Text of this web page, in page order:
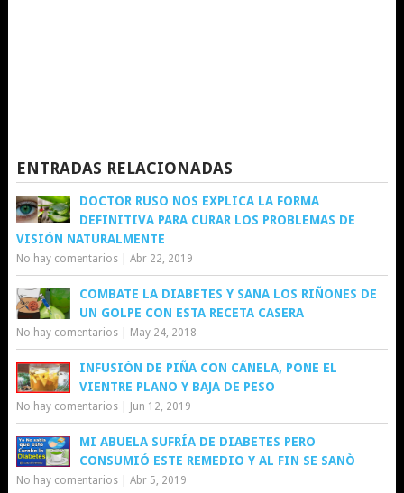
ENTRADAS RELACIONADAS
DOCTOR RUSO NOS EXPLICA LA FORMA
DEFINITIVA PARA CURAR LOS PROBLEMAS DE
VISIÓN NATURALMENTE
No hay comentarios| Abr 22, 2019
COMBATE LA DIABETES Y SANA LOS RIÑONES DE
UN GOLPE CON ESTA RECETA CASERA
No hay comentarios| May 24, 2018
INFUSIÓN DE PIÑA CON CANELA, PONE EL
VIENTRE PLANO Y BAJA DE PESO
No hay comentarios| Jun 12, 2019
MI ABUELA SUFRÍA DE DIABETES PERO
CONSUMIÓ ESTE REMEDIO Y AL FIN SE SANÒ
No hay comentarios| Abr 5, 2019